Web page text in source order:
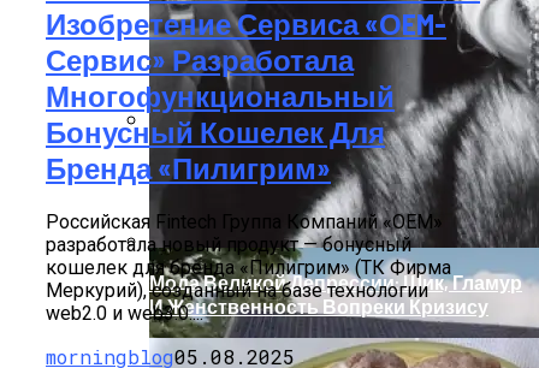
Дом С Минимальными Инженерными
Трассами Для Комфорта И Удобства
Мода Великой Депрессии: Шик, Гламур
И Женственность Вопреки Кризису
Изобретение Сервиса «ОEM-
Сервис» Разработала
Многофункциональный
Бонусный Кошелек Для
Бренда «Пилигрим»
Российская Fintech Группа Компаний «OEM»
разработала новый продукт — бонусный
кошелек для бренда «Пилигрим» (ТК Фирма
Меркурий), созданный на базе технологии
web2.0 и web3.0....
morningblog05.08.2025